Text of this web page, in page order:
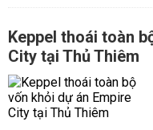
Keppel thoái toàn
City tại Thủ Thiêm